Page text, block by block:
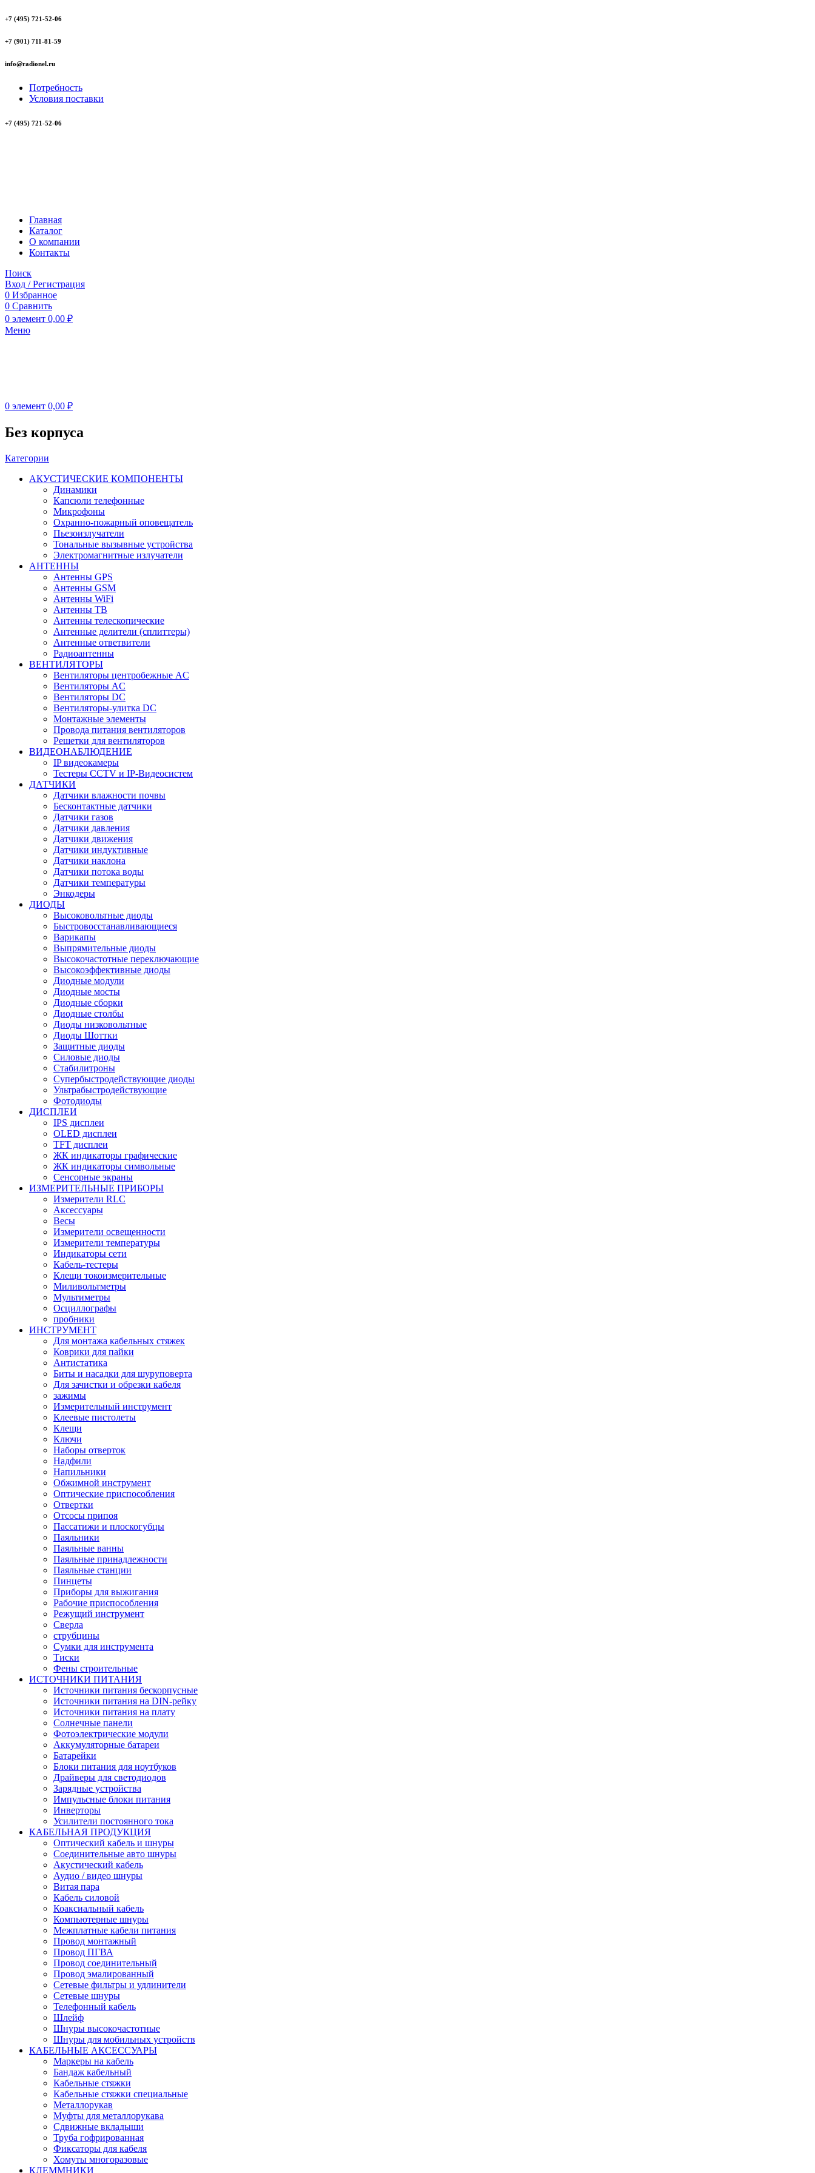
+7 (495) 721-52-06
+7 (901) 711-81-59
info@radionel.ru
Потребность
Условия поставки
+7 (495) 721-52-06
Главная
Каталог
О компании
Контакты
Поиск
Вход / Регистрация
0 Избранное
0 Сравнить
0 элемент 0,00 ₽
Меню
0 элемент 0,00 ₽
Без корпуса
Категории
АКУСТИЧЕСКИЕ КОМПОНЕНТЫ
Динамики
Капсюли телефонные
Микрофоны
Охранно-пожарный оповещатель
Пьезоизлучатели
Тональные вызывные устройства
Электромагнитные излучатели
АНТЕННЫ
Антенны GPS
Антенны GSM
Антенны WiFi
Антенны ТВ
Антенны телескопические
Антенные делители (сплиттеры)
Антенные ответвители
Радиоантенны
ВЕНТИЛЯТОРЫ
Вентиляторы центробежные AC
Вентиляторы AC
Вентиляторы DC
Вентиляторы-улитка DC
Монтажные элементы
Провода питания вентиляторов
Решетки для вентиляторов
ВИДЕОНАБЛЮДЕНИЕ
IP видеокамеры
Тестеры CCTV и IP-Видеосистем
ДАТЧИКИ
Датчики влажности почвы
Бесконтактные датчики
Датчики газов
Датчики давления
Датчики движения
Датчики индуктивные
Датчики наклона
Датчики потока воды
Датчики температуры
Энкодеры
ДИОДЫ
Высоковольтные диоды
Быстровосстанавливающиеся
Варикапы
Выпрямительные диоды
Высокочастотные переключающие
Высокоэффективные диоды
Диодные модули
Диодные мосты
Диодные сборки
Диодные столбы
Диоды низковольтные
Диоды Шоттки
Защитные диоды
Силовые диоды
Стабилитроны
Супербыстродействующие диоды
Ультрабыстродействующие
Фотодиоды
ДИСПЛЕИ
IPS дисплеи
OLED дисплеи
TFT дисплеи
ЖК индикаторы графические
ЖК индикаторы символьные
Сенсорные экраны
ИЗМЕРИТЕЛЬНЫЕ ПРИБОРЫ
Измерители RLC
Аксессуары
Весы
Измерители освещенности
Измерители температуры
Индикаторы сети
Кабель-тестеры
Клещи токоизмерительные
Миливольтметры
Мультиметры
Осциллографы
пробники
ИНСТРУМЕНТ
Для монтажа кабельных стяжек
Коврики для пайки
Антистатика
Биты и насадки для шуруповерта
Для зачистки и обрезки кабеля
зажимы
Измерительный инструмент
Клеевые пистолеты
Клещи
Ключи
Наборы отверток
Надфили
Напильники
Обжимной инструмент
Оптические приспособления
Отвертки
Отсосы припоя
Пассатижи и плоскогубцы
Паяльники
Паяльные ванны
Паяльные принадлежности
Паяльные станции
Пинцеты
Приборы для выжигания
Рабочие приспособления
Режущий инструмент
Сверла
струбцины
Сумки для инструмента
Тиски
Фены строительные
ИСТОЧНИКИ ПИТАНИЯ
Источники питания бескорпусные
Источники питания на DIN-рейку
Источники питания на плату
Солнечные панели
Фотоэлектрические модули
Аккумуляторные батареи
Батарейки
Блоки питания для ноутбуков
Драйверы для светодиодов
Зарядные устройства
Импульсные блоки питания
Инверторы
Усилители постоянного тока
КАБЕЛЬНАЯ ПРОДУКЦИЯ
Оптический кабель и шнуры
Соединительные авто шнуры
Акустический кабель
Аудио / видео шнуры
Витая пара
Кабель силовой
Коаксиальный кабель
Компьютерные шнуры
Межплатные кабели питания
Провод монтажный
Провод ПГВА
Провод соединительный
Провод эмалированный
Сетевые фильтры и удлинители
Сетевые шнуры
Телефонный кабель
Шлейф
Шнуры высокочастотные
Шнуры для мобильных устройств
КАБЕЛЬНЫЕ АКСЕССУАРЫ
Маркеры на кабель
Бандаж кабельный
Кабельные стяжки
Кабельные стяжки специальные
Металлорукав
Муфты для металлорукава
Сдвижные вкладыши
Труба гофрированная
Фиксаторы для кабеля
Хомуты многоразовые
КЛЕММНИКИ